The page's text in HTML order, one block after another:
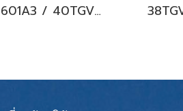
38TGV0601A3 / 40TGV0601UP แอร์แคเรียร์ รุ่นฝังฝ้า 4 ทิศทาง ระบบอินเวอร์เตอร์ Carrier 4-Way Cassette Type Inverter น้ำยา R32 (380V./ไฟ 3 เฟส) พร้อมบริการติดตั้ง